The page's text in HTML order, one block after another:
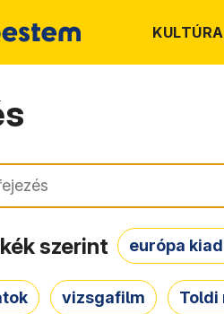
KULTÚRA
szerint európa
vizsgafilm Toldi